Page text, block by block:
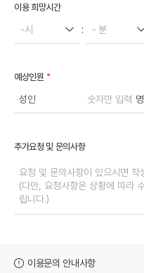
이용 희망시간
-시 : - 분
예상인원 *
성인 명
추가요청 및 문의사항
이용문의 안내사항